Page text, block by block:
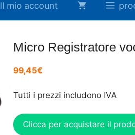
Il mio account
Micro Registratore
99,45€
Tutti i prezzi includono IVA
Clicca per acquistare il